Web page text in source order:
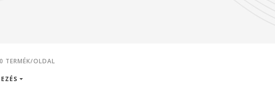
OLDAL